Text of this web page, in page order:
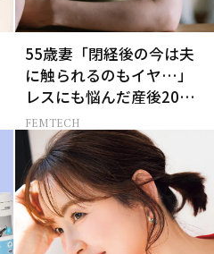
55歳妻「閉経後の今は夫
に触られるのもイヤ…」
レスにも悩んだ産後20年
の葛藤
FEMTECH